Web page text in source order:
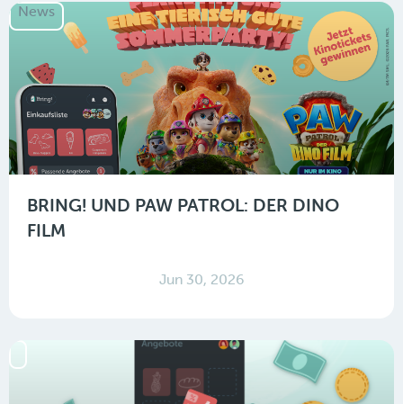
News
BRING! UND PAW PATROL: DER DINO
FILM
Jun 30, 2026